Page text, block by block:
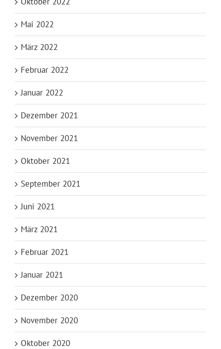
Mai 2022
März 2022
Februar 2022
Januar 2022
Dezember 2021
November 2021
Oktober 2021
September 2021
Juni 2021
März 2021
Februar 2021
Januar 2021
Dezember 2020
November 2020
Oktober 2020